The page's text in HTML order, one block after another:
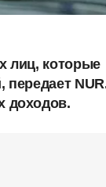
лиц, которые
доходов.